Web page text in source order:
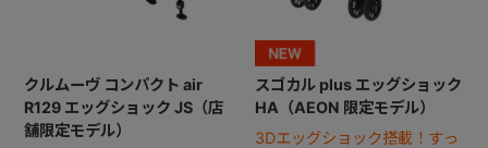
クルムーヴ コンパクト air
R129 エッグショック JS（店
舗限定モデル）
スゴカル plus エッグショック
HA（AEON 限定モデル）
3Dエッグショック搭載！すっ